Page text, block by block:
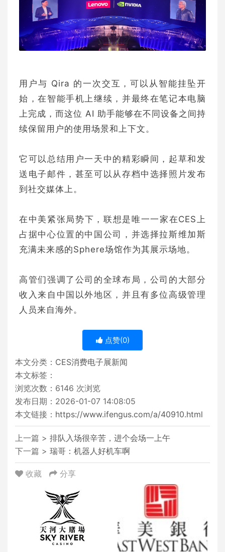
用户与 Qira 的一次交互，可以从智能挂坠开
始，在智能手机上继续，并最终在笔记本电脑
上完成，而这位 AI 助手能够在不同设备之间持
续保留用户的使用场景和上下文。
它可以总结用户一天中的精彩瞬间，起草和发
送电子邮件，甚至可以从存档中选择照片发布
到社交媒体上。
在中美紧张局势下，联想是唯一一家在CES上
占据中心位置的中国公司，并选择拉斯维加斯
充满未来感的Sphere场馆作为其展示场地。
高管们强调了公司的全球布局，公司的大部分
收入来自中国以外地区，并且有多位高级管理
人员来自海外。
点赞(0)
本文分类： CES消费电子展新闻
本文标签：
浏览次数： 6146 次浏览
发布日期：2026-01-07 14:08:05
本文链接： https://www.ifengus.com/a/40910.html
上一篇 > 排队入场很辛苦，进个会场一上午
下一篇 > 瑞哥：机器人好机车啊
收藏 分享